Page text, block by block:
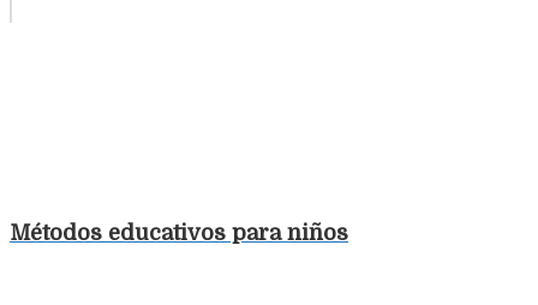
Métodos educativos para niños